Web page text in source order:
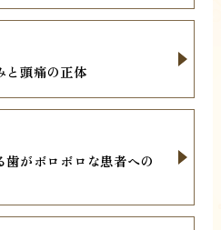
と頭痛の正体
がボロボロな患者への